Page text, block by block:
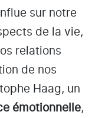
sur notre
de la vie,
relations
de nos
Haag, un
émotionnelle,